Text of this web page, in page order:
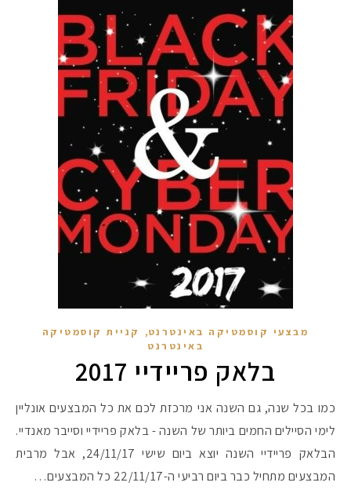
מבצעי קוסמטיקה באינטרנט,
קניית קוסמטיקה
באינטרנט
בלאק פריידיי 2017
כמו בכל שנה, גם השנה אני מרכזת לכם את כל המבצעים אונליין
לימי הסיילים החמים ביותר של השנה - בלאק פריידיי וסייבר מאנדיי.
הבלאק פריידיי השנה יוצא ביום שישי 24/11/17, אבל מרבית
המבצעים מתחיל כבר ביום רביעי ה-22/11/17 כל המבצעים…